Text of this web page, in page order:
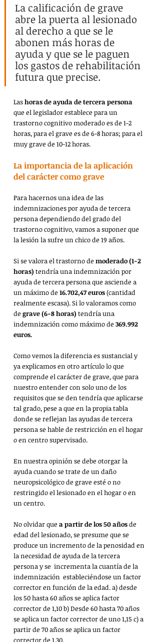
La calificación de grave
abre la puerta al lesionado
al derecho a que se le
abonen más horas de
ayuda y que se le paguen
los gastos de rehabilitación
futura que precise.
Las horas de ayuda de tercera persona
que el legislador establece para un
trastorno cognitivo moderado es de 1-2
horas, para el grave es de 6-8 horas; para el
muy grave de 10-12 horas.
La importancia de la aplicación
del carácter como grave
Para hacernos una idea de las
indemnizaciones por ayuda de tercera
persona dependiendo del grado del
trastorno cognitivo, vamos a suponer que
la lesión la sufre un chico de 19 años.
Si se valora el trastorno de moderado (1-2
horas) tendría una indemnización por
ayuda de tercera persona que asciende a
un máximo de 16.702,47 euros (cantidad
realmente escasa). Si lo valoramos como
de grave (6-8 horas) tendría una
indemnización como máximo de 369.992
euros.
Como vemos la diferencia es sustancial y
ya explicamos en otro artículo lo que
comprende el carácter de grave, que para
nuestro entender con solo uno de los
requisitos que se den tendría que aplicarse
tal grado, pese a que en la propia tabla
donde se reflejan las ayudas de tercera
persona se hable de restricción en el hogar
o en centro supervisado.
En nuestra opinión se debe otorgar la
ayuda cuando se trate de un daño
neuropsicológico de grave esté o no
restringido el lesionado en el hogar o en
un centro.
No olvidar que a partir de los 50 años de
edad del lesionado, se presume que se
produce un incremento de la penosidad en
la necesidad de ayuda de la tercera
persona y se  incrementa la cuantía de la
indemnización  estableciéndose un factor
corrector en función de la edad. a) desde
los 50 hasta 60 años se aplica factor
corrector de 1,10 b) Desde 60 hasta 70 años
se aplica un factor corrector de uno 1,15 c) a
partir de 70 años se aplica un factor